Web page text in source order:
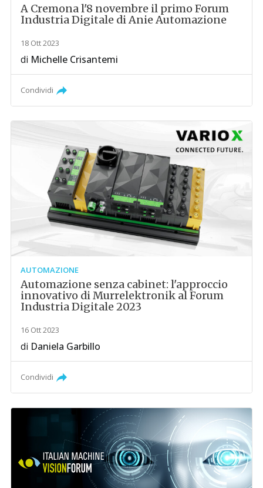
A Cremona l'8 novembre il primo Forum
Industria Digitale di Anie Automazione
18 Ott 2023
di Michelle Crisantemi
Condividi
AUTOMAZIONE
Automazione senza cabinet: l'approccio
innovativo di Murrelektronik al Forum
Industria Digitale 2023
16 Ott 2023
di Daniela Garbillo
Condividi